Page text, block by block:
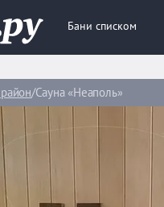
Бани списком
Сауна «Неаполь»